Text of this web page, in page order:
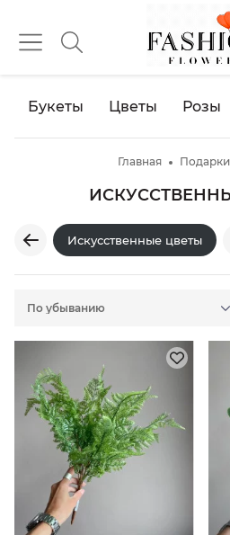
Букеты Цветы Розы
Главная Подарки
Искусственные цветы